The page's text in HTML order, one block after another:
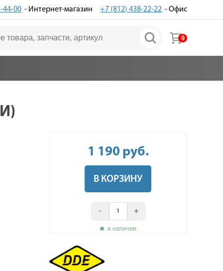
44-00 - Интернет-магазин +7 (812) 438-22-22 - Офис
0
1 190 руб.
В КОРЗИНУ
- +
в наличии